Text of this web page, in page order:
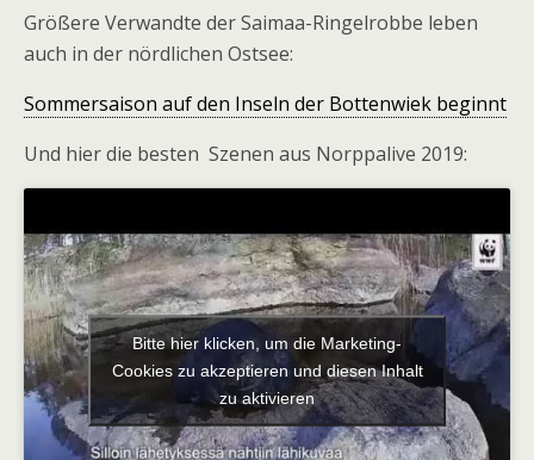
Größere Verwandte der Saimaa-Ringelrobbe leben
auch in der nördlichen Ostsee:
Sommersaison auf den Inseln der Bottenwiek beginnt
Und hier die besten Szenen aus Norppalive 2019:
Bitte hier klicken, um die Marketing-
Cookies zu akzeptieren und diesen Inhalt
zu aktivieren